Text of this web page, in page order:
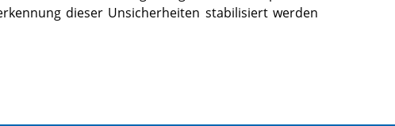
dieser Unsicherheiten stabilisiert werden